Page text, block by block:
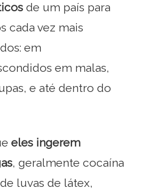
de um país para
cada vez mais
em
em malas,
e até dentro do
eles ingerem
, geralmente cocaína
luvas de látex,